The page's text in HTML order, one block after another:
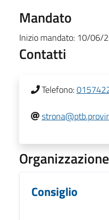
Mandato
Inizio mandato: 10/06/
Contatti
Telefono:
Organizzazione
Consiglio